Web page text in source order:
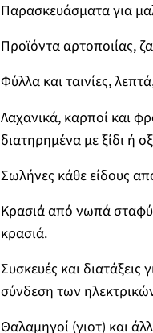
Παρασκευάσματα για
Προϊόντα αρτοποιίας,
Φύλλα και ταινίες,
Λαχανικά, καρποί και
διατηρημένα με ξίδι ή
Σωλήνες κάθε είδους
Κρασιά από νωπά
κρασιά.
Συσκευές και
σύνδεση των
Θαλαμηγοί (γιοτ) και